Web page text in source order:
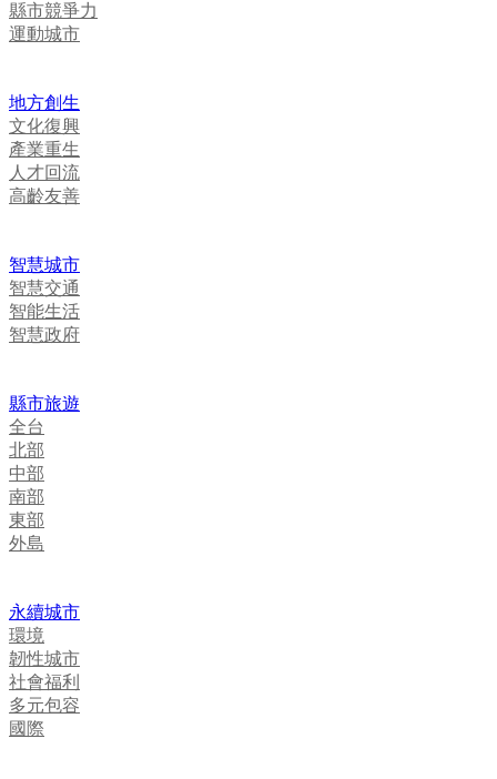
縣市競爭力
運動城市
地方創生
文化復興
產業重生
人才回流
高齡友善
智慧城市
智慧交通
智能生活
智慧政府
縣市旅遊
全台
北部
中部
南部
東部
外島
永續城市
環境
韌性城市
社會福利
多元包容
國際